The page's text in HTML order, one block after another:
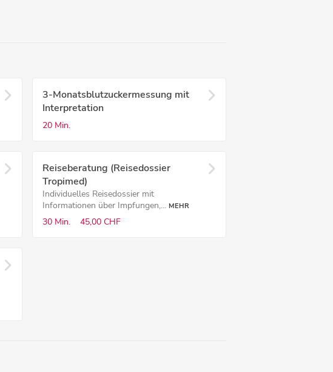
3-Monatsblutzuckermessung mit
Interpretation
20 Min.
Reiseberatung (Reisedossier
Tropimed)
Individuelles Reisedossier mit
Informationen über Impfungen,... MEHR
30 Min. 45,00 CHF